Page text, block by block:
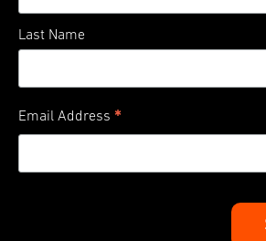
Last Name
Email Address *